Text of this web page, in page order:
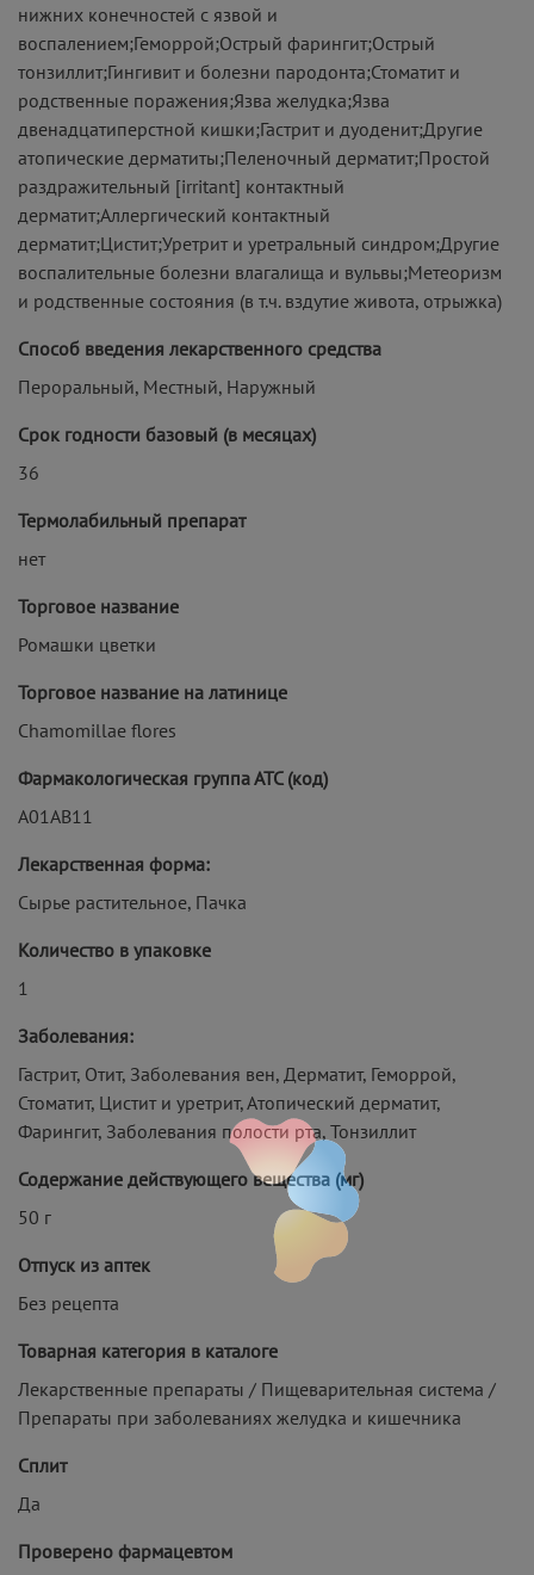
нижних конечностей с язвой и
воспалением;Геморрой;Острый фарингит;Острый
тонзиллит;Гингивит и болезни пародонта;Стоматит и
родственные поражения;Язва желудка;Язва
двенадцатиперстной кишки;Гастрит и дуоденит;Другие
атопические дерматиты;Пеленочный дерматит;Простой
раздражительный [irritant] контактный
дерматит;Аллергический контактный
дерматит;Цистит;Уретрит и уретральный синдром;Другие
воспалительные болезни влагалища и вульвы;Метеоризм
и родственные состояния (в т.ч. вздутие живота, отрыжка)
Способ введения лекарственного средства
Пероральный, Местный, Наружный
Срок годности базовый (в месяцах)
36
Термолабильный препарат
нет
Торговое название
Ромашки цветки
Торговое название на латинице
Chamomillae flores
Фармакологическая группа АТС (код)
A01AB11
Лекарственная форма:
Сырье растительное, Пачка
Количество в упаковке
1
Заболевания:
Гастрит, Отит, Заболевания вен, Дерматит, Геморрой,
Стоматит, Цистит и уретрит, Атопический дерматит,
Фарингит, Заболевания полости рта, Тонзиллит
Содержание действующего вещества (мг)
50 г
Отпуск из аптек
Без рецепта
Товарная категория в каталоге
Лекарственные препараты / Пищеварительная система /
Препараты при заболеваниях желудка и кишечника
Сплит
Да
Проверено фармацевтом